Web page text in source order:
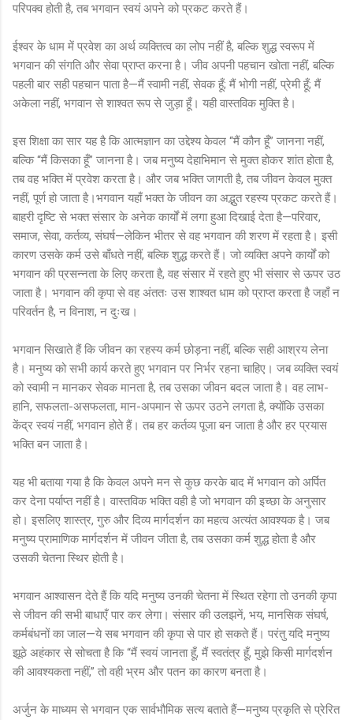
परिपक्व होती है, तब भगवान स्वयं अपने को प्रकट करते हैं।
ईश्वर के धाम में प्रवेश का अर्थ व्यक्तित्व का लोप नहीं है, बल्कि शुद्ध स्वरूप में
भगवान की संगति और सेवा प्राप्त करना है। जीव अपनी पहचान खोता नहीं, बल्कि
पहली बार सही पहचान पाता है—मैं स्वामी नहीं, सेवक हूँ; मैं भोगी नहीं, प्रेमी हूँ; मैं
अकेला नहीं, भगवान से शाश्वत रूप से जुड़ा हूँ। यही वास्तविक मुक्ति है।
इस शिक्षा का सार यह है कि आत्मज्ञान का उद्देश्य केवल “मैं कौन हूँ” जानना नहीं,
बल्कि “मैं किसका हूँ” जानना है। जब मनुष्य देहाभिमान से मुक्त होकर शांत होता है,
तब वह भक्ति में प्रवेश करता है। और जब भक्ति जागती है, तब जीवन केवल मुक्त
नहीं, पूर्ण हो जाता है।भगवान यहाँ भक्त के जीवन का अद्भुत रहस्य प्रकट करते हैं।
बाहरी दृष्टि से भक्त संसार के अनेक कार्यों में लगा हुआ दिखाई देता है—परिवार,
समाज, सेवा, कर्तव्य, संघर्ष—लेकिन भीतर से वह भगवान की शरण में रहता है। इसी
कारण उसके कर्म उसे बाँधते नहीं, बल्कि शुद्ध करते हैं। जो व्यक्ति अपने कार्यों को
भगवान की प्रसन्नता के लिए करता है, वह संसार में रहते हुए भी संसार से ऊपर उठ
जाता है। भगवान की कृपा से वह अंततः उस शाश्वत धाम को प्राप्त करता है जहाँ न
परिवर्तन है, न विनाश, न दुःख।
भगवान सिखाते हैं कि जीवन का रहस्य कर्म छोड़ना नहीं, बल्कि सही आश्रय लेना
है। मनुष्य को सभी कार्य करते हुए भगवान पर निर्भर रहना चाहिए। जब व्यक्ति स्वयं
को स्वामी न मानकर सेवक मानता है, तब उसका जीवन बदल जाता है। वह लाभ-
हानि, सफलता-असफलता, मान-अपमान से ऊपर उठने लगता है, क्योंकि उसका
केंद्र स्वयं नहीं, भगवान होते हैं। तब हर कर्तव्य पूजा बन जाता है और हर प्रयास
भक्ति बन जाता है।
यह भी बताया गया है कि केवल अपने मन से कुछ करके बाद में भगवान को अर्पित
कर देना पर्याप्त नहीं है। वास्तविक भक्ति वही है जो भगवान की इच्छा के अनुसार
हो। इसलिए शास्त्र, गुरु और दिव्य मार्गदर्शन का महत्व अत्यंत आवश्यक है। जब
मनुष्य प्रामाणिक मार्गदर्शन में जीवन जीता है, तब उसका कर्म शुद्ध होता है और
उसकी चेतना स्थिर होती है।
भगवान आश्वासन देते हैं कि यदि मनुष्य उनकी चेतना में स्थित रहेगा तो उनकी कृपा
से जीवन की सभी बाधाएँ पार कर लेगा। संसार की उलझनें, भय, मानसिक संघर्ष,
कर्मबंधनों का जाल—ये सब भगवान की कृपा से पार हो सकते हैं। परंतु यदि मनुष्य
झूठे अहंकार से सोचता है कि “मैं स्वयं जानता हूँ, मैं स्वतंत्र हूँ, मुझे किसी मार्गदर्शन
की आवश्यकता नहीं,” तो वही भ्रम और पतन का कारण बनता है।
अर्जुन के माध्यम से भगवान एक सार्वभौमिक सत्य बताते हैं—मनुष्य प्रकृति से प्रेरित